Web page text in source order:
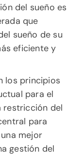
del sueño es
que
sueño de su
eficiente y
los principios
para el
restricción del
para
mejor
gestión del